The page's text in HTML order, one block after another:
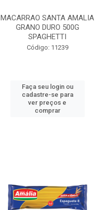
MACARRAO SANTA AMALIA
GRANO DURO 500G
SPAGHETTI
Código: 11239
Faça seu login ou
cadastre-se para
ver preços e
comprar